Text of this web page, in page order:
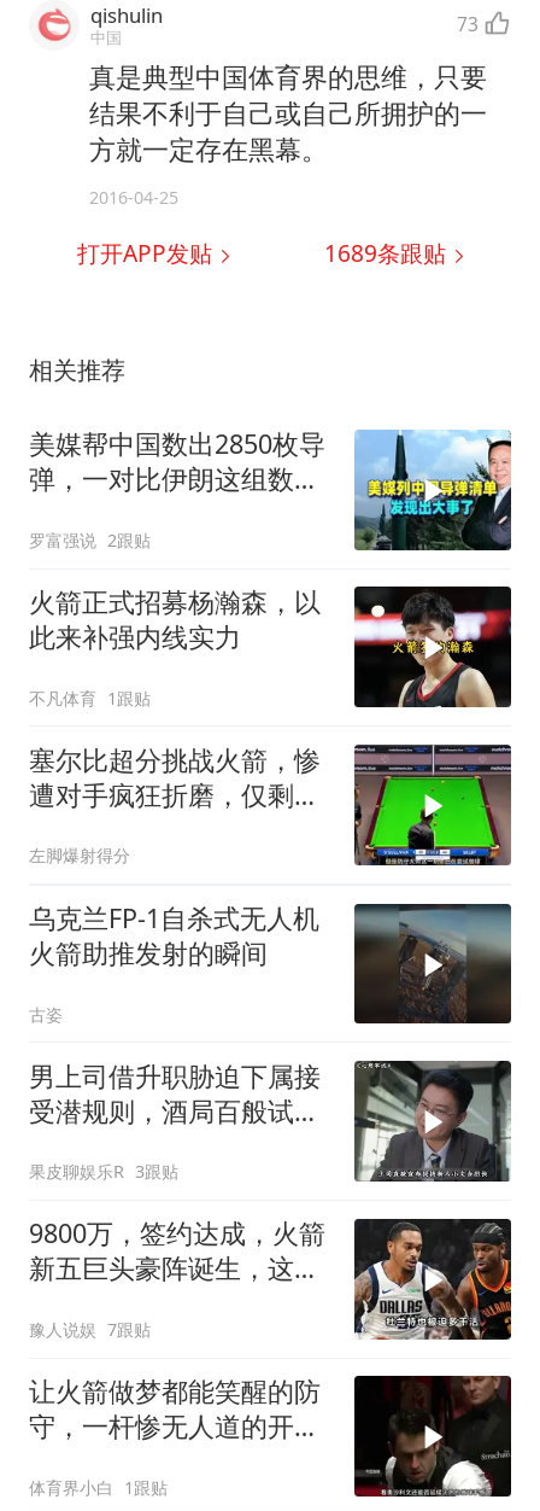
qishulin
中国 73
真是典型中国体育界的思维，只要
结果不利于自己或自己所拥护的一
方就一定存在黑幕。
2016-04-25
打开APP发贴 1689条跟贴
相关推荐
美媒帮中国数出2850枚导
弹，一对比伊朗这组数
罗富强说 2跟贴
火箭正式招募杨瀚森，以
此来补强内线实力
不凡体育 1跟贴
塞尔比超分挑战火箭，惨
遭对手疯狂折磨，仅剩黑
左脚爆射得分
乌克兰FP-1自杀式无人机
火箭助推发射的瞬间
古姿
男上司借升职胁迫下属接
受潜规则，酒局百般试
例会当众曝光让对方身败
名裂
果皮聊娱乐R 3跟贴
9800万，签约达成，火箭
新五巨头豪阵诞生，这让
豫人说娱 7跟贴
让火箭做梦都能笑醒的防
守，一杆惨无人道的开
体育界小白 1跟贴